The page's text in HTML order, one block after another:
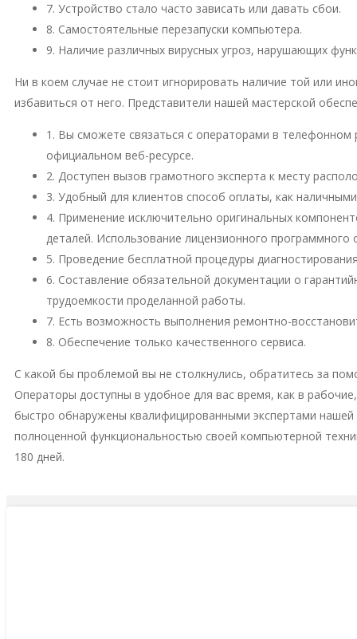
7. Устройство стало часто зависать или давать сбои.
8. Самостоятельные перезапуски компьютера.
9. Наличие различных вирусных угроз, нарушающих
Ни в коем случае не стоит игнорировать наличие той или
избавиться от него. Представители нашей мастерской
1. Вы сможете связаться с операторами в
официальном веб-ресурсе.
2. Доступен вызов грамотного эксперта к месту
3. Удобный для клиентов способ оплаты, как
4. Применение исключительно оригинальных
деталей. Использование лицензионного
5. Проведение бесплатной процедуры
6. Составление обязательной документации о
трудоемкости проделанной работы.
7. Есть возможность выполнения ремонтно-
8. Обеспечение только качественного сервиса.
С какой бы проблемой вы не столкнулись, обратитесь за
Операторы доступны в удобное для вас время, как в
быстро обнаружены квалифицированными экспертами
полноценной функциональностью своей компьютерной
180 дней.